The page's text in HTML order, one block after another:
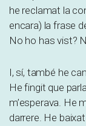
he reclamat la
encara) la frase
No ho has vist?
I, sí, també he
He fingit que
m’esperava. He
darrere. He